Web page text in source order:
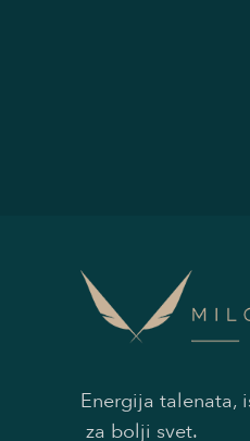
Energija talenata,
za bolji svet.